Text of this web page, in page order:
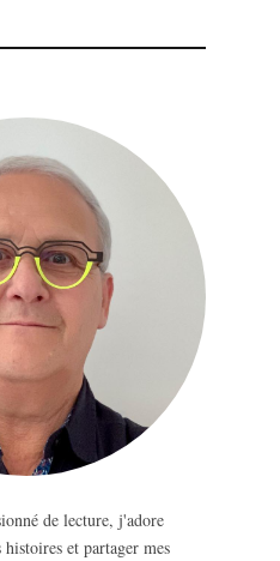
de lecture, j'adore
et partager mes